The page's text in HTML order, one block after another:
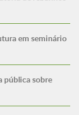
em seminário
pública sobre